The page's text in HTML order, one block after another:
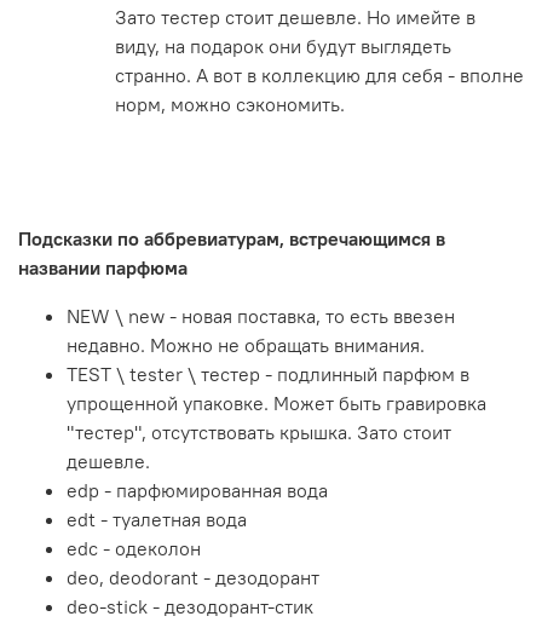
Зато тестер стоит дешевле. Но имейте в
виду, на подарок они будут выглядеть
странно. А вот в коллекцию для себя - вполне
норм, можно сэкономить.
Подсказки по аббревиатурам, встречающимся в
названии парфюма
NEW \ new - новая поставка, то есть ввезен
недавно. Можно не обращать внимания.
TEST \ tester \ тестер - подлинный парфюм в
упрощенной упаковке. Может быть гравировка
"тестер", отсутствовать крышка. Зато стоит
дешевле.
edp - парфюмированная вода
edt - туалетная вода
edc - одеколон
deo, deodorant - дезодорант
deo-stick - дезодорант-стик